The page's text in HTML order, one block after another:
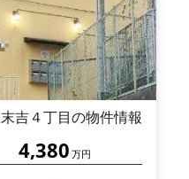
吉４丁目の物件情報
4,380 万円